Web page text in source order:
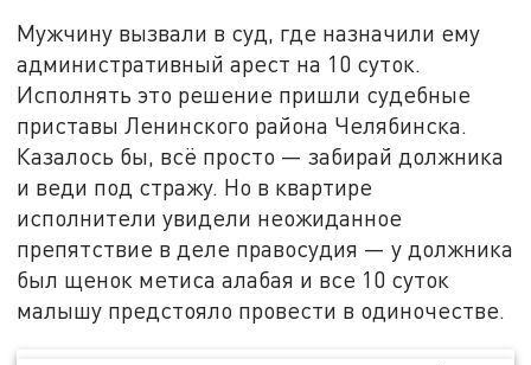
Мужчину вызвали в суд, где назначили ему
административный арест на 10 суток.
Исполнять это решение пришли судебные
приставы Ленинского района Челябинска.
Казалось бы, всё просто — забирай должника
и веди под стражу. Но в квартире
исполнители увидели неожиданное
препятствие в деле правосудия — у должника
был щенок метиса алабая и все 10 суток
малышу предстояло провести в одиночестве.